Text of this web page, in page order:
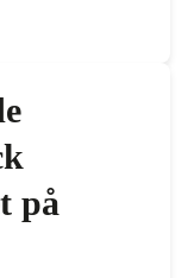
på